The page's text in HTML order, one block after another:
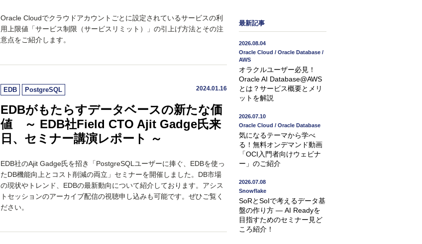
Oracle Cloudでクラウドアカウントごとに設定されているサービスの利
用上限値「サービス制限（サービスリミット）」の引上げ方法とその注
意点をご紹介します。
EDB PostgreSQL 2024.01.16
EDBがもたらすデータベースの新たな価
値 ～ EDB社Field CTO Ajit Gadge氏来
日、セミナー講演レポート ～
EDB社のAjit Gadge氏を招き「PostgreSQLユーザーに捧ぐ、EDBを使っ
たDB機能向上とコスト削減の両立」セミナーを開催しました。DB市場
の現状やトレンド、EDBの最新動向について紹介しております。アシス
トセッションのアーカイブ配信の視聴申し込みも可能です。ぜひご覧く
ださい。
最新記事
2026.08.04
Oracle Cloud / Oracle Database /
AWS
オラクルユーザー必見！
Oracle AI Database@AWS
とは？サービス概要とメリ
ットを解説
2026.07.10
Oracle Cloud / Oracle Database
気になるテーマから学べ
る！無料オンデマンド動画
「OCI入門者向けウェビナ
ー」のご紹介
2026.07.08
Snowflake
SoRとSoIで考えるデータ基
盤の作り方 ― AI Readyを
目指すためのセミナー見ど
ころ紹介！